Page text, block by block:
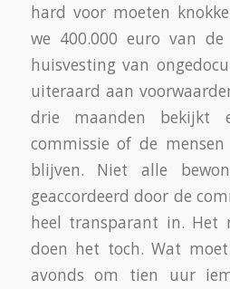
hard voor moeten
we 400.000 euro van
huisvesting van
uiteraard aan
drie maanden bekijkt
commissie of de
blijven. Niet alle
geaccordeerd door de
heel transparant in. Het
doen het toch. Wat
avonds om tien uur